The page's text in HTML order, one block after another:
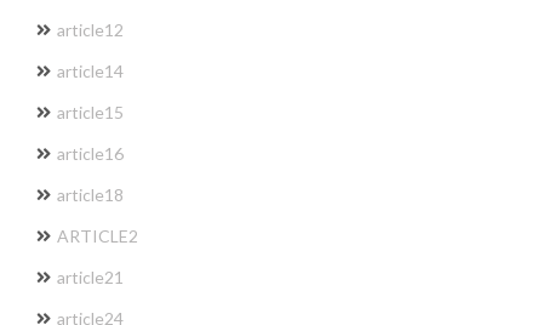
article12
article14
article15
article16
article18
ARTICLE2
article21
article24